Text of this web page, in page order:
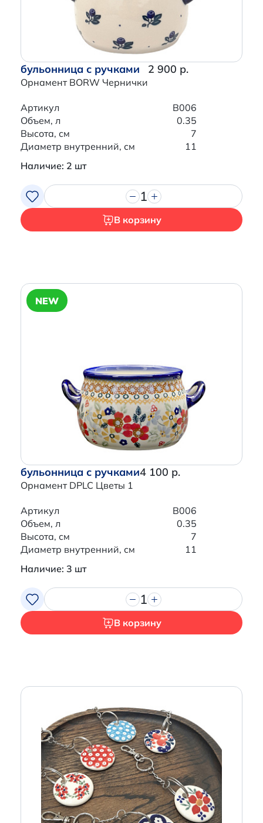
бульонница с ручками
Орнамент BORW Чернички
2 900 р.
Артикул
B006
Объем, л
0.35
Высота, см
7
Диаметр внутренний, см
11
Наличие: 2 шт
1
В корзину
NEW
бульонница с ручками
Орнамент DPLC Цветы 1
4 100 р.
Артикул
B006
Объем, л
0.35
Высота, см
7
Диаметр внутренний, см
11
Наличие: 3 шт
1
В корзину